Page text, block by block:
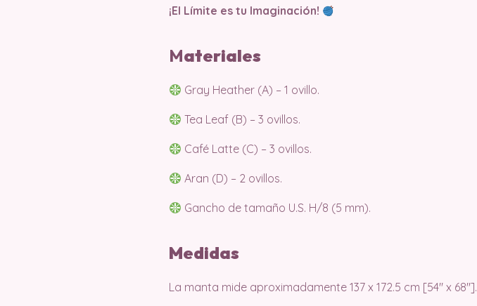
¡El Límite es tu Imaginación!
Materiales
Gray Heather (A) – 1 ovillo.
Tea Leaf (B) – 3 ovillos.
Café Latte (C) – 3 ovillos.
Aran (D) – 2 ovillos.
Gancho de tamaño U.S. H/8 (5 mm).
Medidas
La manta mide aproximadamente 137 x 172.5 cm [54″ x 68″].